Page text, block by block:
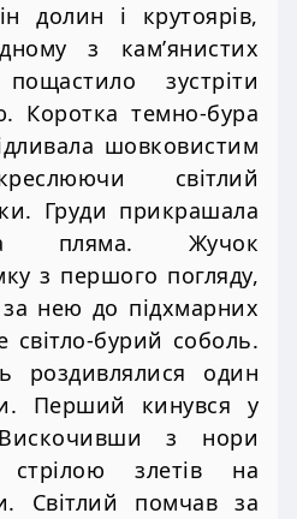
долин і крутоярів,
з кам’янистих
зустріти
Коротка темно-бура
шовковистим
світлий
Груди прикрашала
пляма. Жучок
з першого погляду,
за нею до підхмарних
світло-бурий соболь.
роздивлялися один
Перший кинувся у
з нори
злетів на
Світлий помчав за